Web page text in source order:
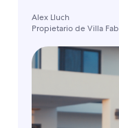
Alex Lluch
Propietario de Villa